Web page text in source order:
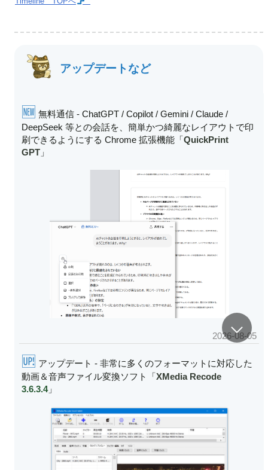
アップデートなど